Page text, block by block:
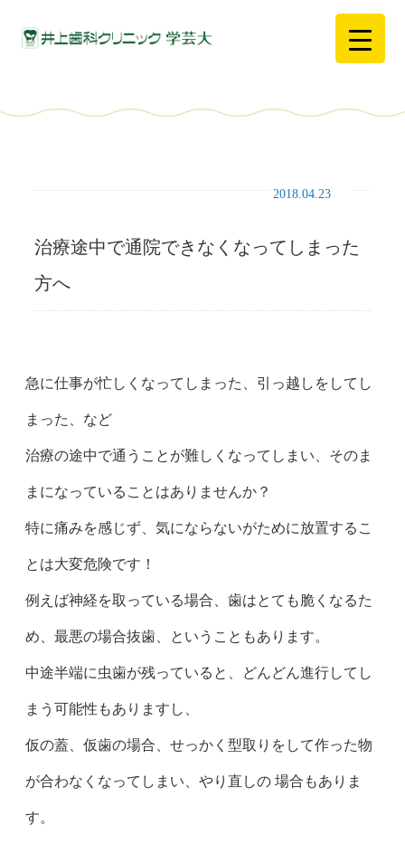
2018.04.23
治療途中で通院できなくなってしまった
方へ
急に仕事が忙しくなってしまった、引っ越しをしてし
まった、など
治療の途中で通うことが難しくなってしまい、そのま
まになっていることはありませんか？
特に痛みを感じず、気にならないがために放置するこ
とは大変危険です！
例えば神経を取っている場合、歯はとても脆くなるた
め、最悪の場合抜歯、ということもあります。
中途半端に虫歯が残っていると、どんどん進行してし
まう可能性もありますし、
仮の蓋、仮歯の場合、せっかく型取りをして作った物
が合わなくなってしまい、やり直しの 場合もありま
す。